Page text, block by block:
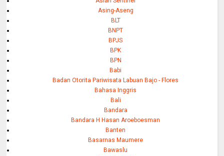
Asing-Aseng
BLT
BNPT
BPJS
BPK
BPN
Babi
Badan Otorita Pariwisata Labuan Bajo - Flores
Bahasa Inggris
Bali
Bandara
Bandara H Hasan Aroeboesman
Banten
Basarnas Maumere
Bawaslu